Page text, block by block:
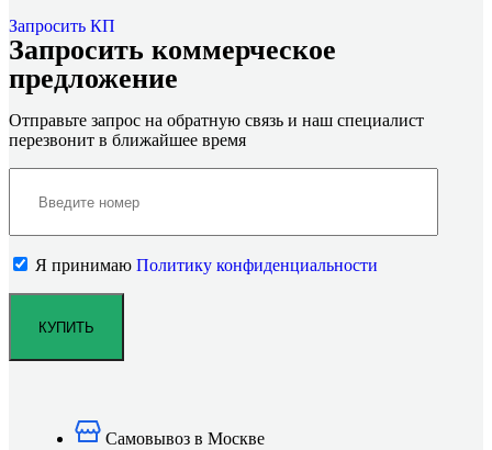
Запросить КП
Запросить коммерческое
предложение
Отправьте запрос на обратную связь и наш специалист
перезвонит в ближайшее время
Я принимаю Политику конфиденциальности
Самовывоз в Москве